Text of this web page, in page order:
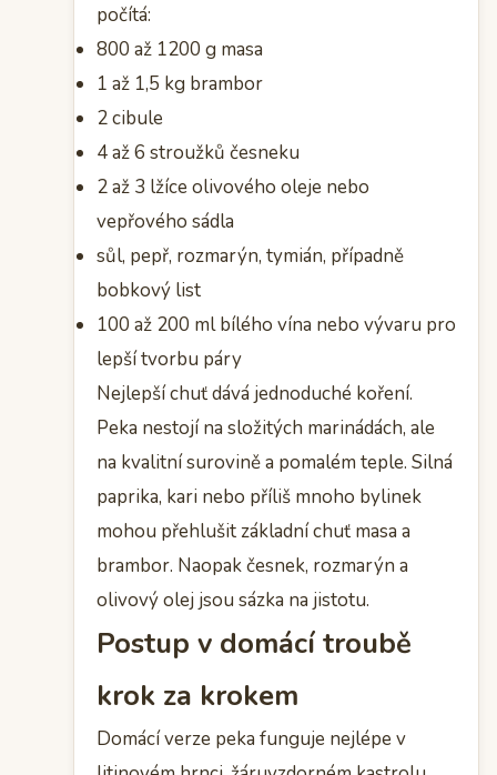
počítá:
800 až 1200 g masa
1 až 1,5 kg brambor
2 cibule
4 až 6 stroužků česneku
2 až 3 lžíce olivového oleje nebo
vepřového sádla
sůl, pepř, rozmarýn, tymián, případně
bobkový list
100 až 200 ml bílého vína nebo vývaru pro
lepší tvorbu páry
Nejlepší chuť dává jednoduché koření.
Peka nestojí na složitých marinádách, ale
na kvalitní surovině a pomalém teple. Silná
paprika, kari nebo příliš mnoho bylinek
mohou přehlušit základní chuť masa a
brambor. Naopak česnek, rozmarýn a
olivový olej jsou sázka na jistotu.
Postup v domácí troubě
krok za krokem
Domácí verze peka funguje nejlépe v